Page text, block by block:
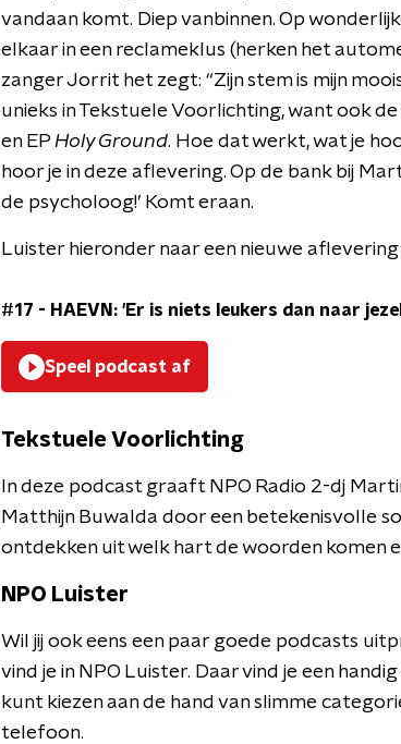
vandaan komt. Diep vanbinnen. Op
elkaar in een reclameklus (herken het
zanger Jorrit het zegt: “Zijn stem is mijn
unieks in Tekstuele Voorlichting, want ook
en EP Holy Ground. Hoe dat werkt, wat je
hoor je in deze aflevering. Op de bank bij
de psycholoog!’ Komt eraan.
Luister hieronder naar een nieuwe
#17 - HAEVN: 'Er is niets leukers dan naar
Speel podcast af
Tekstuele Voorlichting
In deze podcast graaft NPO Radio 2-dj
Matthijn Buwalda door een betekenisvolle
ontdekken uit welk hart de woorden komen
NPO Luister
Wil jij ook eens een paar goede podcasts
vind je in NPO Luister. Daar vind je een
kunt kiezen aan de hand van slimme
telefoon.